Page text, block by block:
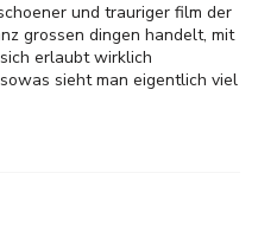
und trauriger film der
grossen dingen handelt, mit
erlaubt wirklich
sieht man eigentlich viel